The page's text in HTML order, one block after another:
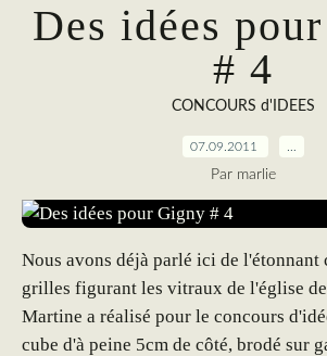
Des idées
# 4
CONCOURS d'IDEES
07.09.2011
Par marlie
Nous avons déjà parlé ici de l'étonnant
grilles figurant les vitraux de l'église
Martine a réalisé pour le concours
cube d'à peine 5cm de côté, brodé sur